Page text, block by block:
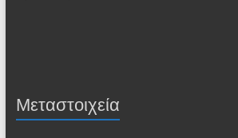
Μεταστοιχεία